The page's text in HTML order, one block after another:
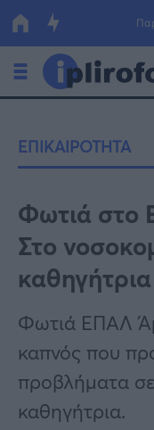
Οικονομία
Πολιτική
Τράπεζες
Επιδοτήσεις
ΕΣΠΑ
Κόσμος
Lifestyle
Αθλητικά
Υγεία
ΕΠΙΚΑΙΡΟΤΗΤΑ
Φωτιά στο
Στο
καθηγήτρια
Φωτιά ΕΠΑΛ
καπνός που
προβλήματα
καθηγήτρια.